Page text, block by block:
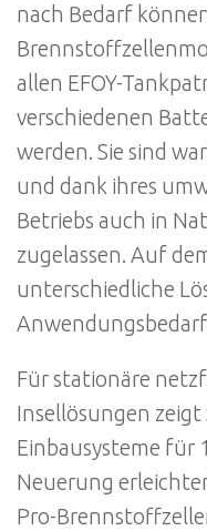
nach Bedarf
allen EFOY-
verschiedenen
werden. Sie sind
und dank ihres
Betriebs auch in
zugelassen. Auf
unterschiedliche
Für stationäre
Insellösungen zeigt
Einbausysteme für
Neuerung
Pro-